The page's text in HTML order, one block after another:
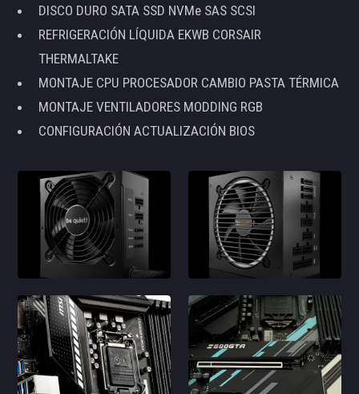
DISCO DURO SATA SSD NVMe SAS SCSI
REFRIGERACIÓN LÍQUIDA EKWB CORSAIR
THERMALTAKE
MONTAJE CPU PROCESADOR CAMBIO PASTA TÉRMICA
MONTAJE VENTILADORES MODDING RGB
CONFIGURACIÓN ACTUALIZACIÓN BIOS